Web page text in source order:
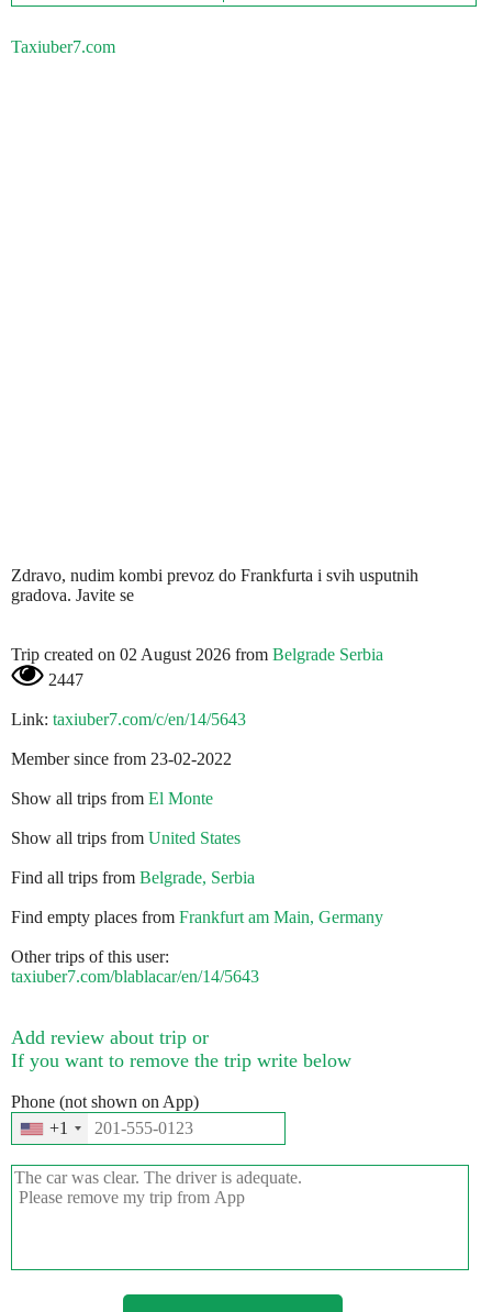
Taxiuber7.com
Zdravo, nudim kombi prevoz do Frankfurta i svih usputnih
gradova. Javite se
Trip created on 02 August 2026 from Belgrade Serbia
2447
Link: taxiuber7.com/c/en/14/5643
Member since from 23-02-2022
Show all trips from El Monte
Show all trips from United States
Find all trips from Belgrade, Serbia
Find empty places from Frankfurt am Main, Germany
Other trips of this user:
taxiuber7.com/blablacar/en/14/5643
Add review about trip or
If you want to remove the trip write below
Phone (not shown on App)
+1